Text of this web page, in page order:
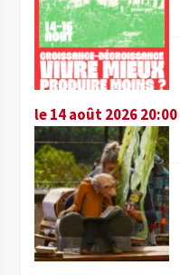
le 14 août 2026 20:00